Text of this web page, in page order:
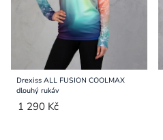
Drexiss ALL FUSION COOLMAX
dlouhý rukáv
1 290 Kč